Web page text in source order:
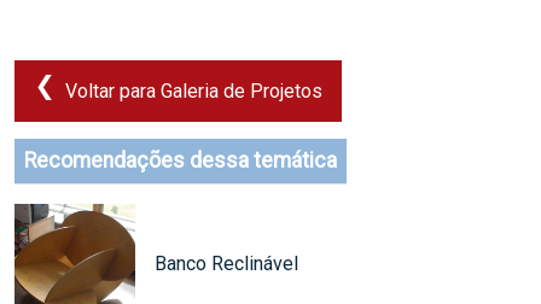
Voltar para Galeria de Projetos
Recomendações dessa temática
Banco Reclinável